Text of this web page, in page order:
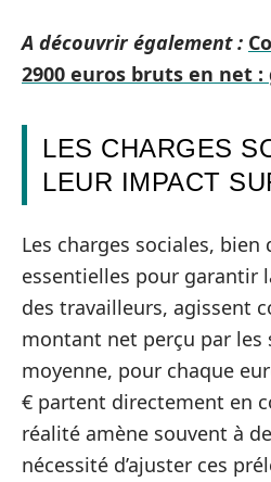
A découvrir également :
2900 euros bruts en net :
LES CHARGES
LEUR IMPACT
Les charges sociales, bien
essentielles pour garantir
des travailleurs, agissent
montant net perçu par les
moyenne, pour chaque
€ partent directement en
réalité amène souvent à
nécessité d’ajuster ces